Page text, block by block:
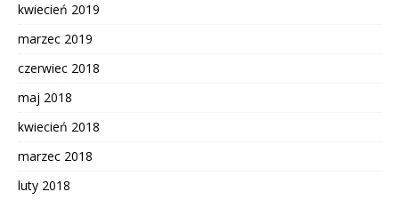
kwiecień 2019
marzec 2019
czerwiec 2018
maj 2018
kwiecień 2018
marzec 2018
luty 2018